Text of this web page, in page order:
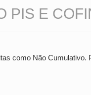
PIS E
como Não